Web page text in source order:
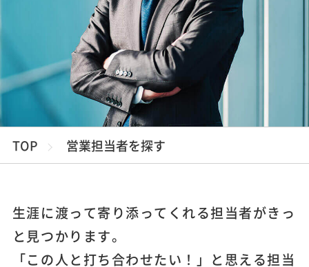
TOP 営業担当者を探す
生涯に渡って寄り添ってくれる担当者がきっ
と見つかります。
「この人と打ち合わせたい！」と思える担当